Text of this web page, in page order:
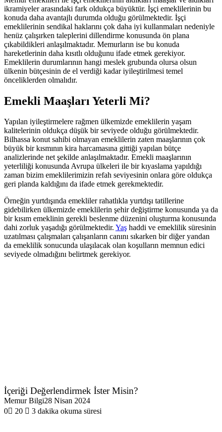
ikramiyeler arasındaki fark oldukça büyüktür. İşçi emeklilerinin bu
konuda daha avantajlı durumda olduğu görülmektedir. İşçi
emeklilerinin sendikal haklarını çok daha iyi kullanmaları nedeniyle
henüz çalışırken taleplerini dillendirme konusunda ön plana
çıkabildikleri anlaşılmaktadır. Memurların ise bu konuda
hareketlerinin daha kısıtlı olduğunu ifade etmek gerekiyor.
Emeklilerin durumlarının hangi meslek grubunda olursa olsun
ülkenin bütçesinin de el verdiği kadar iyileştirilmesi temel
önceliklerden olmalıdır.
Emekli Maaşları Yeterli Mi?
Yapılan iyileştirmelere rağmen ülkemizde emeklilerin yaşam
kalitelerinin oldukça düşük bir seviyede olduğu görülmektedir.
Bilhassa konut sahibi olmayan emeklilerin zaten maaşlarının çok
büyük bir kısmının kira harcamasına gittiği yapılan bütçe
analizlerinde net şekilde anlaşılmaktadır. Emekli maaşlarının
yeterliliği konusunda Avrupa ülkeleri ile bir kıyaslama yapıldığı
zaman bizim emeklilerimizin refah seviyesinin onlara göre oldukça
geri planda kaldığını da ifade etmek gerekmektedir.
Örneğin yurtdışında emekliler rahatlıkla yurtdışı tatillerine
gidebilirken ülkemizde emeklilerin şehir değiştirme konusunda ya da
bir kısım emeklinin gerekli beslenme düzenini oluşturma konusunda
dahi zorluk yaşadığı görülmektedir. Yaş haddi ve emeklilik süresinin
uzatılması çalışmaları çalışanların canını sıkarken bir diğer yandan
da emeklilik sonucunda ulaşılacak olan koşulların memnun edici
seviyede olmadığını belirtmek gerekiyor.
İçeriği Değerlendirmek İster Misin?
Memur Bilgi28 Nisan 2024
0
20 3 dakika okuma süresi